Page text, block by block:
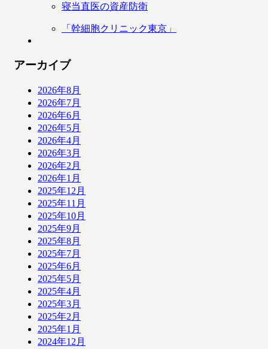
寝当直医の資産防衛
「幹細胞クリニック東京」
アーカイブ
2026年8月
2026年7月
2026年6月
2026年5月
2026年4月
2026年3月
2026年2月
2026年1月
2025年12月
2025年11月
2025年10月
2025年9月
2025年8月
2025年7月
2025年6月
2025年5月
2025年4月
2025年3月
2025年2月
2025年1月
2024年12月